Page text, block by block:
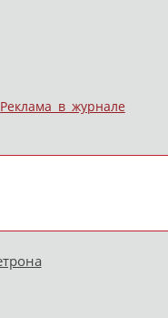
Реклама в журнале